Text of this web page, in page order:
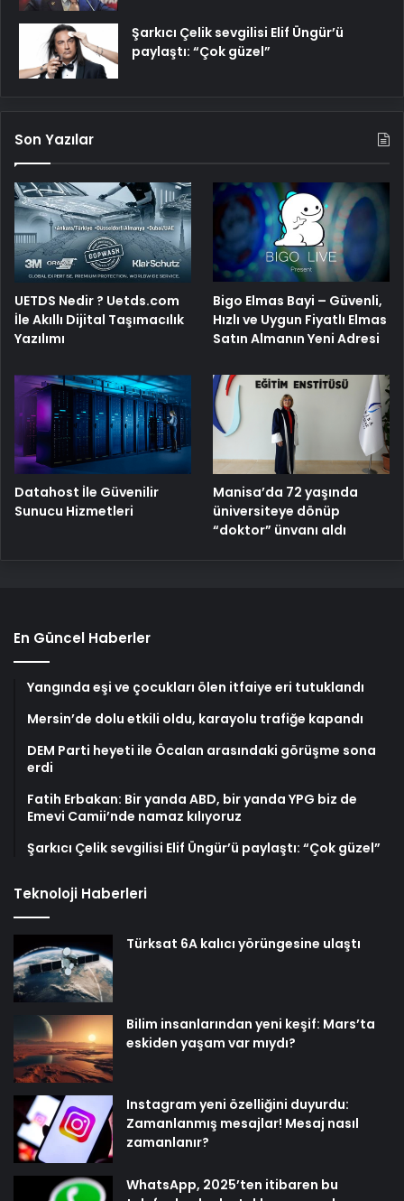
Şarkıcı Çelik sevgilisi Elif Üngür’ü
paylaştı: “Çok güzel”
Son Yazılar
UETDS Nedir ? Uetds.com
İle Akıllı Dijital Taşımacılık
Yazılımı
Bigo Elmas Bayi – Güvenli,
Hızlı ve Uygun Fiyatlı Elmas
Satın Almanın Yeni Adresi
Datahost İle Güvenilir
Sunucu Hizmetleri
Manisa’da 72 yaşında
üniversiteye dönüp
“doktor” ünvanı aldı
En Güncel Haberler
Yangında eşi ve çocukları ölen itfaiye eri tutuklandı
Mersin’de dolu etkili oldu, karayolu trafiğe kapandı
DEM Parti heyeti ile Öcalan arasındaki görüşme sona
erdi
Fatih Erbakan: Bir yanda ABD, bir yanda YPG biz de
Emevi Camii’nde namaz kılıyoruz
Şarkıcı Çelik sevgilisi Elif Üngür’ü paylaştı: “Çok güzel”
Teknoloji Haberleri
Türksat 6A kalıcı yörüngesine ulaştı
Bilim insanlarından yeni keşif: Mars’ta
eskiden yaşam var mıydı?
Instagram yeni özelliğini duyurdu:
Zamanlanmış mesajlar! Mesaj nasıl
zamanlanır?
WhatsApp, 2025’ten itibaren bu